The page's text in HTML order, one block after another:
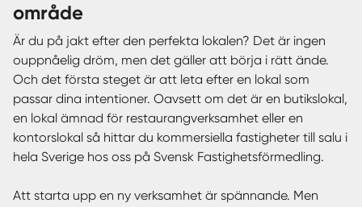
område
Är du på jakt efter den perfekta lokalen? Det är ingen
ouppnåelig dröm, men det gäller att börja i rätt ände.
Och det första steget är att leta efter en lokal som
passar dina intentioner. Oavsett om det är en butikslokal,
en lokal ämnad för restaurangverksamhet eller en
kontorslokal så hittar du kommersiella fastigheter till salu i
hela Sverige hos oss på Svensk Fastighetsförmedling.
Att starta upp en ny verksamhet är spännande. Men